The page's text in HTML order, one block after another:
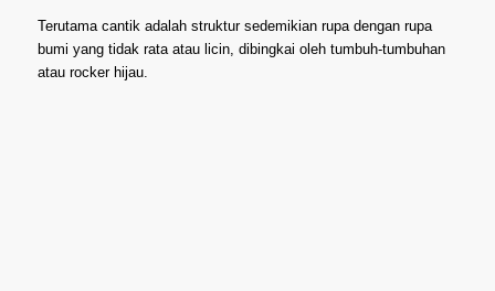
Terutama cantik adalah struktur sedemikian rupa dengan rupa
bumi yang tidak rata atau licin, dibingkai oleh tumbuh-tumbuhan
atau rocker hijau.